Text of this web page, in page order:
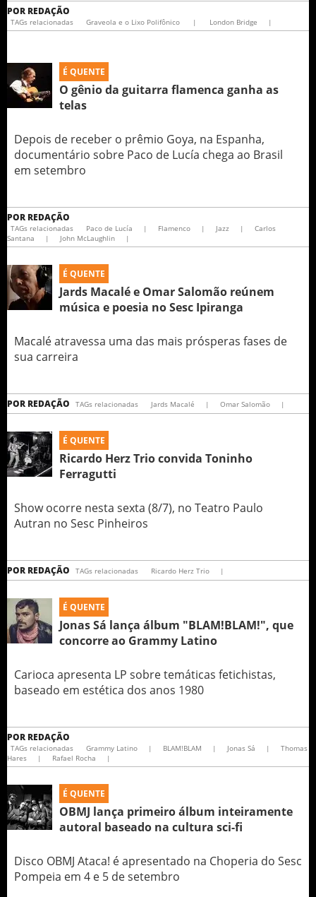
POR REDAÇÃO
TAGs relacionadas Graveola e o Lixo Polifônico | London Bridge |
É QUENTE
O gênio da guitarra flamenca ganha as
telas
Depois de receber o prêmio Goya, na Espanha,
documentário sobre Paco de Lucía chega ao Brasil
em setembro
POR REDAÇÃO
TAGs relacionadas Paco de Lucía | Flamenco | Jazz |
Carlos
Santana
| John McLaughlin |
É QUENTE
Jards Macalé e Omar Salomão reúnem
música e poesia no Sesc Ipiranga
Macalé atravessa uma das mais prósperas fases de
sua carreira
POR REDAÇÃO TAGs relacionadas Jards Macalé | Omar Salomão |
É QUENTE
Ricardo Herz Trio convida Toninho
Ferragutti
Show ocorre nesta sexta (8/7), no Teatro Paulo
Autran no Sesc Pinheiros
POR REDAÇÃO TAGs relacionadas Ricardo Herz Trio |
É QUENTE
Jonas Sá lança álbum "BLAM!BLAM!", que
concorre ao Grammy Latino
Carioca apresenta LP sobre temáticas fetichistas,
baseado em estética dos anos 1980
POR REDAÇÃO
TAGs relacionadas Grammy Latino | BLAM!BLAM | Jonas Sá |
Thomas
Hares
| Rafael Rocha |
É QUENTE
OBMJ lança primeiro álbum inteiramente
autoral baseado na cultura sci-fi
Disco OBMJ Ataca! é apresentado na Choperia do Sesc
Pompeia em 4 e 5 de setembro